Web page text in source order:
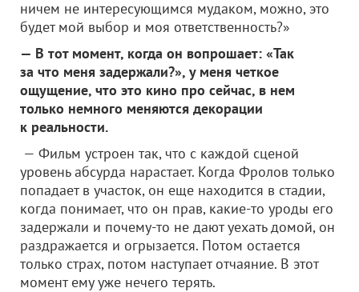
ничем не интересующимся мудаком, можно, это
будет мой выбор и моя ответственность?»
— В тот момент, когда он вопрошает: «Так
за что меня задержали?», у меня четкое
ощущение, что это кино про сейчас, в нем
только немного меняются декорации
к реальности.
— Фильм устроен так, что с каждой сценой
уровень абсурда нарастает. Когда Фролов только
попадает в участок, он еще находится в стадии,
когда понимает, что он прав, какие-то уроды его
задержали и почему-то не дают уехать домой, он
раздражается и огрызается. Потом остается
только страх, потом наступает отчаяние. В этот
момент ему уже нечего терять.